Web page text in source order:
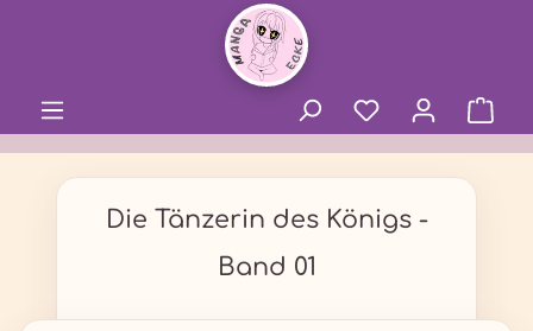
Die Tänzerin des Königs -
Band 01